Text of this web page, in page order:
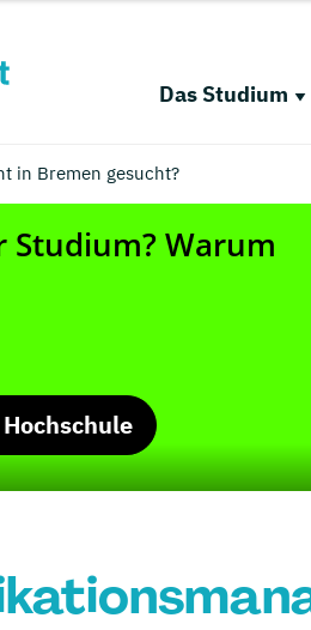
Das Studium
in Bremen gesucht?